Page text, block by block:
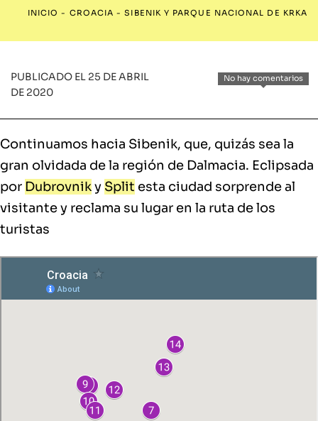
INICIO - CROACIA -SIBENIK Y PARQUE NACIONAL DE KRKA
No hay comentarios
PUBLICADO EL 25 DE ABRIL
DE 2020
Continuamos hacia Sibenik, que, quizás sea la
gran olvidada de la región de Dalmacia. Eclipsada
por Dubrovniky Split esta ciudad sorprende al
visitante y reclama su lugar en la ruta de los
turistas